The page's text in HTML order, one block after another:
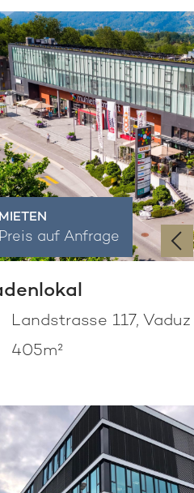
‹
MIETEN
Preis auf Anfrage
Landstrasse 117, Vaduz
405m²